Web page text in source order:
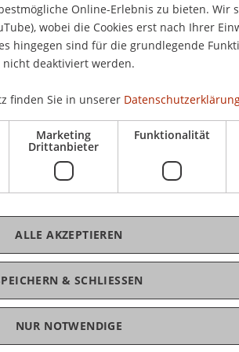
der Wirtschaft umgestaltet,
großen Sprachmodellen
Dieser Workshop richtet
der LLMs zu
ihre Grenzen und
Anwendungen vor,
Teilnehmer erhalten
Anwendungsfälle, Risiken,
in einem professionellen
Source-Modellen
in der Cloud gehostet werden.
Online-Erlebnis zu bieten. Wir
wobei die Cookies erst nach Ihrer
hingegen sind für die grundlegende
deaktiviert werden.
finden Sie in unserer
Marketing
Drittanbieter
Funktionalität
& SCHLIESSEN
ALLE AKZEPTIEREN
NUR NOTWENDIGE